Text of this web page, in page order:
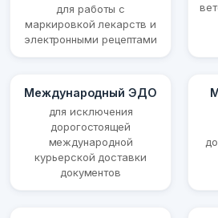
для работы с
маркировкой лекарств и
электронными рецептами
Международный ЭДО
для исключения
дорогостоящей
международной
курьерской доставки
документов